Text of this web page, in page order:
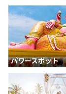
パワースポット